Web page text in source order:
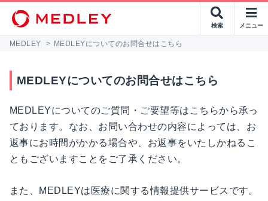
検索 メニュー
MEDLEY > MEDLEYについてのお問合せはこちら
MEDLEYについてのお問合せはこちら
MEDLEYについてのご質問・ご要望等はこちらから承っ
ております。なお、お問い合わせの内容によっては、お
返事にお時間がかかる場合や、お返事をいたしかねるこ
ともございますことをご了承ください。
また、MEDLEYは医療に関する情報提供サービスです。